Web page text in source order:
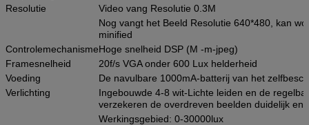
Resolutie
Video vang Resolutie 0.3M
Nog vangt het Beeld Resolutie 640*480, kan
minified
ControlemechanismeHoge snelheid DSP (M -m-jpeg)
Framesnelheid
20f/s VGA onder 600 Lux helderheid
Voeding
De navulbare 1000mA-batterij van het
Verlichting
Ingebouwde 4-8 wit-Lichte leiden en de
verzekeren de overdreven beelden duidelijk en
Werkingsgebied: 0-30000lux